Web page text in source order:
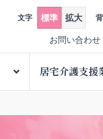
文字 標準 拡大
お問い合わせ
居宅介護支援